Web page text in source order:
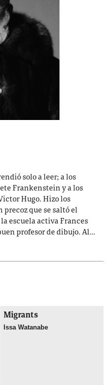
solo a leer; a los
Frankenstein y a los
Hugo. Hizo los
que se saltó el
escuela activa Frances
profesor de dibujo. Al…
Migrants
Issa Watanabe